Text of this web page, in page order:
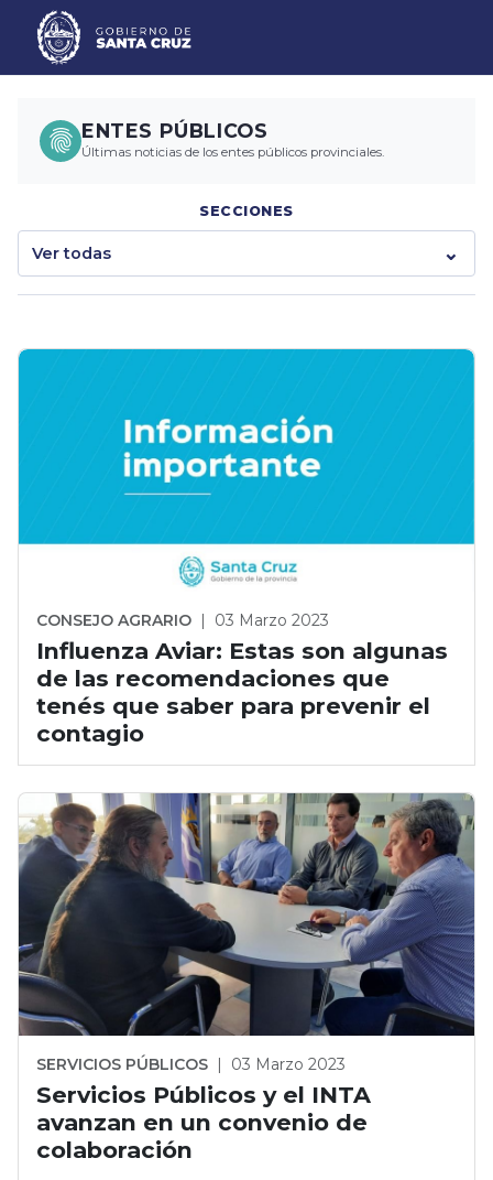
ENTES PÚBLICOS
Últimas noticias de los entes públicos provinciales.
SECCIONES
Ver todas
CONSEJO AGRARIO | 03 Marzo 2023
Influenza Aviar: Estas son algunas
de las recomendaciones que
tenés que saber para prevenir el
contagio
SERVICIOS PÚBLICOS | 03 Marzo 2023
Servicios Públicos y el INTA
avanzan en un convenio de
colaboración